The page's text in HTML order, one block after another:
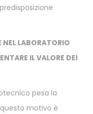
LABORATORIO
IL VALORE DEI
pesa la
questo motivo è